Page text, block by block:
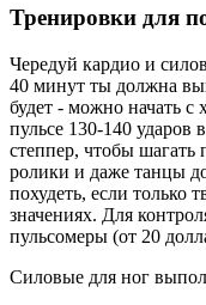
Тренировки для
Чередуй кардио и
40 минут ты должна
будет - можно начать с
пульсе 130-140
степпер, чтобы
ролики и даже танцы
похудеть, если только
значениях. Для
пульсомеры (от 20
Силовые для ног